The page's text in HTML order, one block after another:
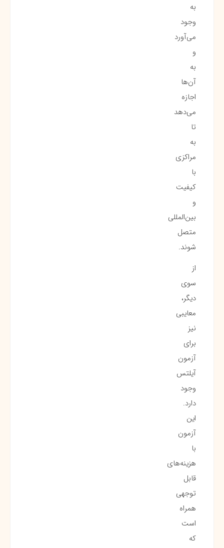
به
وجود
می‌آورد
و
به
آن‌ها
اجازه
می‌دهد
تا
به
مراکزی
با
کیفیت
و
بین‌المللی
متصل
شوند.
از
سوی
دیگر،
معایبی
نیز
برای
آزمون
آیلتس
وجود
دارد.
این
آزمون
با
هزینه‌های
قابل
توجهی
همراه
است
که